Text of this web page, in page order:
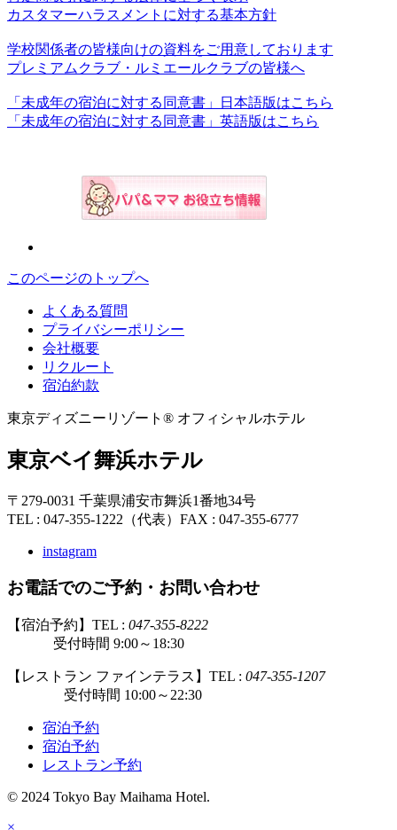
カスタマーハラスメントに対する基本方針
学校関係者の皆様向けの資料をご用意しております
プレミアムクラブ・ルミエールクラブの皆様へ
「未成年の宿泊に対する同意書」日本語版はこちら
「未成年の宿泊に対する同意書」英語版はこちら
このページのトップへ
よくある質問
プライバシーポリシー
会社概要
リクルート
宿泊約款
東京ディズニーリゾート® オフィシャルホテル
東京ベイ舞浜ホテル
〒279-0031 千葉県浦安市舞浜1番地34号
TEL : 047-355-1222（代表） FAX : 047-355-6777
instagram
お電話でのご予約・お問い合わせ
【宿泊予約】TEL : 047-355-8222
受付時間 9:00～18:30
【レストラン ファインテラス】TEL : 047-355-1207
受付時間 10:00～22:30
宿泊予約
宿泊予約
レストラン予約
© 2024 Tokyo Bay Maihama Hotel.
×